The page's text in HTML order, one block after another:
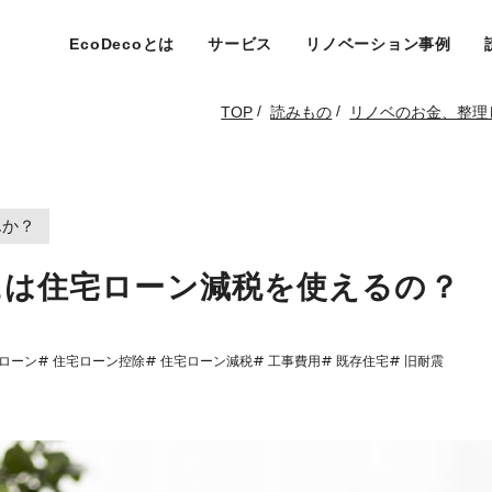
EcoDecoとは サービス リノベーション事例
TOP / 読みもの / リノベのお金、整
？
住宅ローン減税を使えるの？
ーン# 住宅ローン控除# 住宅ローン減税# 工事費用# 既存住宅# 旧耐震